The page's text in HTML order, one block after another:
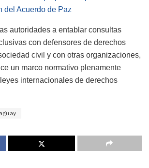
del Acuerdo de Paz
autoridades a entablar consultas
con defensores de derechos
civil y con otras organizaciones,
un marco normativo plenamente
internacionales de derechos